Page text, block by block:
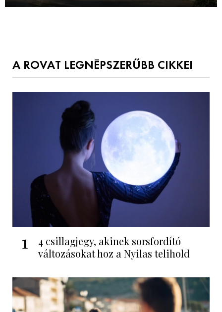
A ROVAT LEGNÉPSZERŰBB CIKKEI
1
4 csillagjegy, akinek sorsfordító
változásokat hoz a Nyilas telihold